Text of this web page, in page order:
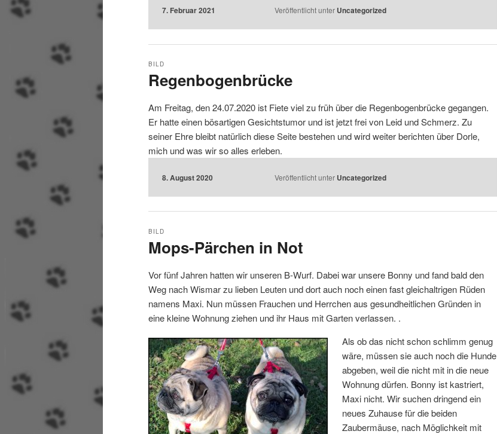
7. Februar 2021 Veröffentlicht unter Uncategorized
Regenbogenbrücke
BILD
Am Freitag, den 24.07.2020 ist Fiete viel zu früh über die Regenbogenbrücke gegangen.
Er hatte einen bösartigen Gesichtstumor und ist jetzt frei von Leid und Schmerz. Zu
seiner Ehre bleibt natürlich diese Seite bestehen und wird weiter berichten über Dorle,
mich und was wir so alles erleben.
8. August 2020 Veröffentlicht unter Uncategorized
Mops-Pärchen in Not
BILD
Vor fünf Jahren hatten wir unseren B-Wurf. Dabei war unsere Bonny und fand bald den
Weg nach Wismar zu lieben Leuten und dort auch noch einen fast gleichaltrigen Rüden
namens Maxi. Nun müssen Frauchen und Herrchen aus gesundheitlichen Gründen in
eine kleine Wohnung ziehen und ihr Haus mit Garten verlassen. .
Als ob das nicht schon schlimm genug
wäre, müssen sie auch noch die Hunde
abgeben, weil die nicht mit in die neue
Wohnung dürfen. Bonny ist kastriert,
Maxi nicht. Wir suchen dringend ein
neues Zuhause für die beiden
Zaubermäuse, nach Möglichkeit mit